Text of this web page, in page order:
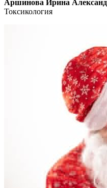
Аршинова Ирина
Токсикология